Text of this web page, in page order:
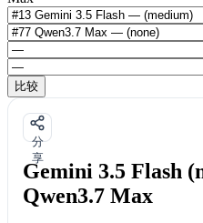
比较
分
享
Gemini 3.5 Flash
Qwen3.7 Max